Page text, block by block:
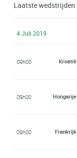
Laatste wedstrijden
4 Juli 2019
09h00 Kroatië
09h00 Hongarije
09h00 Frankrijk